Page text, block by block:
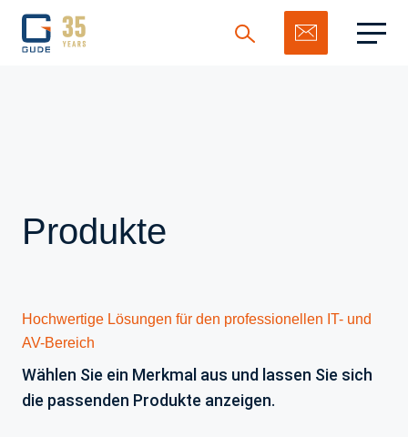
Produkte
Hochwertige Lösungen für den professionellen IT- und
AV-Bereich
Wählen Sie ein Merkmal aus und lassen Sie sich
die passenden Produkte anzeigen.